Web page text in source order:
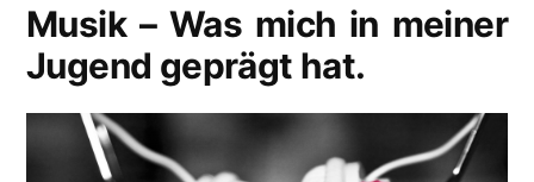
Musik – Was mich in meiner
Jugend geprägt hat.